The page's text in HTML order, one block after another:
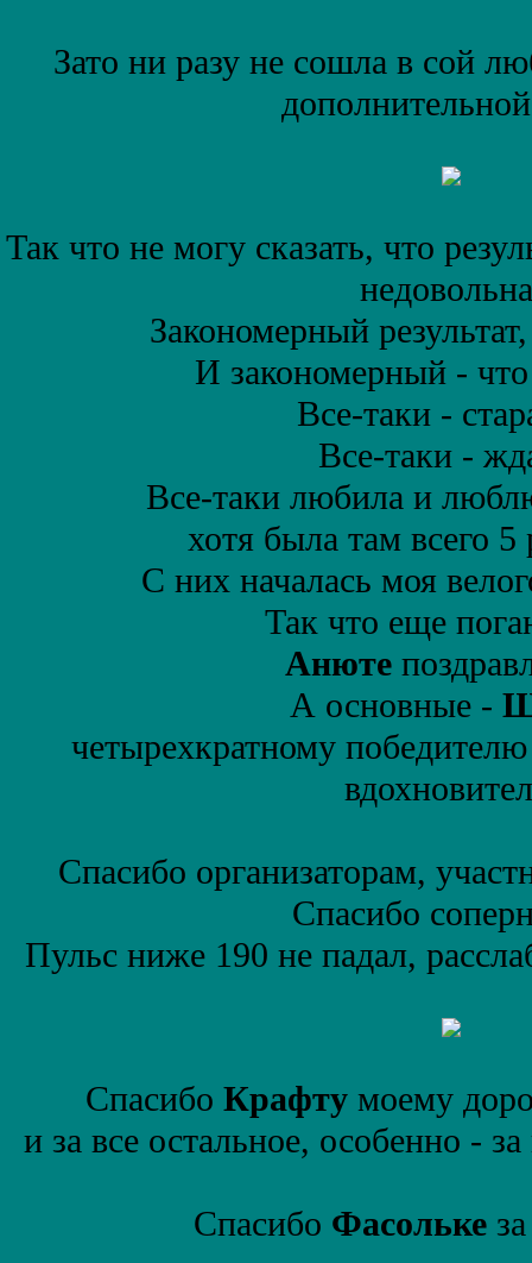
Зато ни разу не сошла в сой
Так что не могу сказать, что
Закономерный
И закономерный - что
Все-таки -
Все-таки -
Все-таки любила и
хотя была там всего
С них началась моя
Так что еще
Анюте
А основные -
четырехкратному
Спасибо организаторам,
Спасибо
Пульс ниже 190 не падал,
Спасибо Крафтумоему
и за все остальное, особенно -
Спасибо Фасольке